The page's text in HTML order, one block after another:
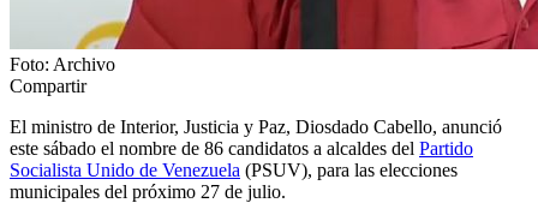
Foto: Archivo
Compartir
El ministro de Interior, Justicia y Paz, Diosdado Cabello, anunció
este sábado el nombre de 86 candidatos a alcaldes del Partido
Socialista Unido de Venezuela (PSUV), para las elecciones
municipales del próximo 27 de julio.